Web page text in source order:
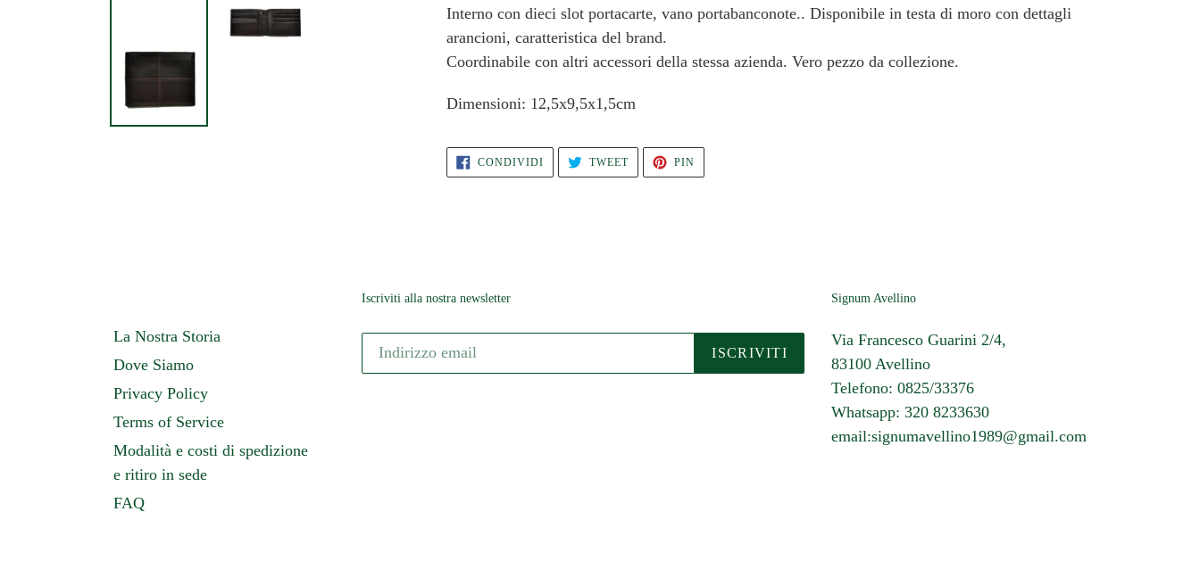
nel
carrello
Interno con dieci slot portacarte, vano portabanconote.. Disponibile in testa di moro con dettagli
arancioni, caratteristica del brand.
Coordinabile con altri accessori della stessa azienda. Vero pezzo da collezione.
Dimensioni: 12,5x9,5x1,5cm
CONDIVIDICONDIVIDI
SU
FACEBOOK
TWEETTWITTA
TWITTER
PINPINNA
PINTEREST
La Nostra Storia
Dove Siamo
Privacy Policy
Terms of Service
Modalità e costi di spedizione
e ritiro in sede
FAQ
Iscriviti alla nostra newsletter
ISCRIVITI
Signum Avellino
Via Francesco Guarini 2/4,
83100 Avellino
Telefono: 0825/33376
Whatsapp: 320 8233630
email:signumavellino1989@gmail.com